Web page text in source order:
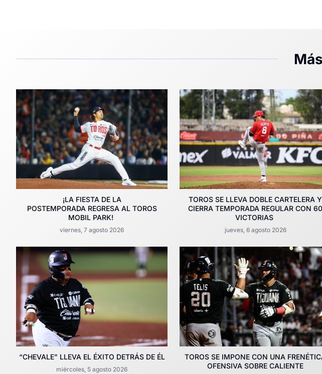
¡LA FIESTA DE LA
POSTEMPORADA REGRESA AL TOROS
MOBIL PARK!
viernes, 7 agosto 2026
TOROS SE LLEVA DOBLE CARTELERA Y
CIERRA TEMPORADA REGULAR CON 60
VICTORIAS
jueves, 6 agosto 2026
“CHEVALE” LLEVA EL ÉXITO DETRÁS DE ÉL
miércoles, 5 agosto 2026
TOROS SE IMPONE CON UNA
OFENSIVA SOBRE CALIENTE